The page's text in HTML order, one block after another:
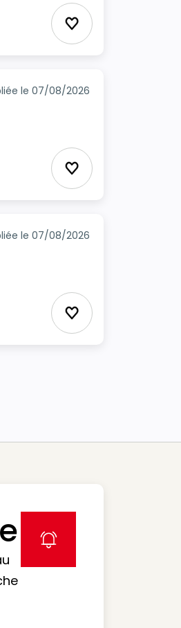
Ajouter aux
le 07/08/2026
Ajouter aux
le 07/08/2026
Ajouter aux
label icon